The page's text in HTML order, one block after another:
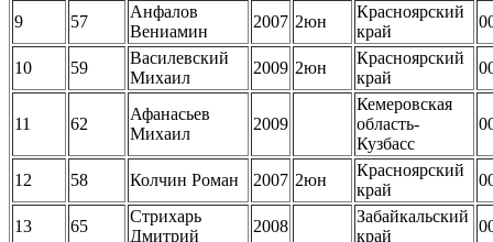
9 57
Анфалов
Вениамин
2007 2юн
Красноярский
край
10 59
Василевский
Михаил
2009 2юн
Красноярский
край
11 62
Афанасьев
Михаил
2009
Кемеровская
область-
Кузбасс
12 58 Колчин Роман 2007 2юн
Красноярский
край
13 65
Стрихарь
Дмитрий
2008
Забайкальский
край